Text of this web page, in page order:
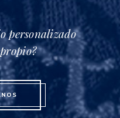
personalizado